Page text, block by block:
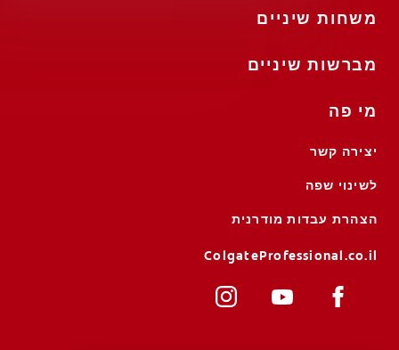
משחות שיניים
מברשות שיניים
מי פה
יצירה קשר
לשינוי שפה
הצהרת עבדות מודרנית
ColgateProfessional.co.il